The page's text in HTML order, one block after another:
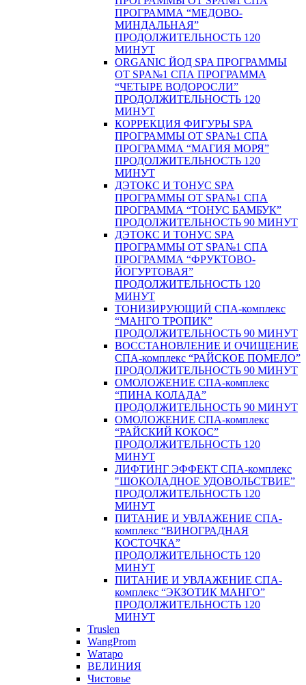
ПРОГРАММА “МЕДОВО-
МИНДАЛЬНАЯ”
ПРОДОЛЖИТЕЛЬНОСТЬ 120
МИНУТ
ORGANIC ЙОД SPA ПРОГРАММЫ
ОТ SPA№1 СПА ПРОГРАММА
“ЧЕТЫРЕ ВОДОРОСЛИ”
ПРОДОЛЖИТЕЛЬНОСТЬ 120
МИНУТ
КОРРЕКЦИЯ ФИГУРЫ SPA
ПРОГРАММЫ ОТ SPA№1 СПА
ПРОГРАММА “МАГИЯ МОРЯ”
ПРОДОЛЖИТЕЛЬНОСТЬ 120
МИНУТ
ДЭТОКС И ТОНУС SPA
ПРОГРАММЫ ОТ SPA№1 СПА
ПРОГРАММА “ТОНУС БАМБУК”
ПРОДОЛЖИТЕЛЬНОСТЬ 90 МИНУТ
ДЭТОКС И ТОНУС SPA
ПРОГРАММЫ ОТ SPA№1 СПА
ПРОГРАММА “ФРУКТОВО-
ЙОГУРТОВАЯ”
ПРОДОЛЖИТЕЛЬНОСТЬ 120
МИНУТ
ТОНИЗИРУЮЩИЙ СПА-комплекс
“МАНГО ТРОПИК”
ПРОДОЛЖИТЕЛЬНОСТЬ 90 МИНУТ
ВОССТАНОВЛЕНИЕ И ОЧИЩЕНИЕ
СПА-комплекс “РАЙСКОЕ ПОМЕЛО”
ПРОДОЛЖИТЕЛЬНОСТЬ 90 МИНУТ
ОМОЛОЖЕНИЕ СПА-комплекс
“ПИНА КОЛАДА”
ПРОДОЛЖИТЕЛЬНОСТЬ 90 МИНУТ
ОМОЛОЖЕНИЕ СПА-комплекс
“РАЙСКИЙ КОКОС”
ПРОДОЛЖИТЕЛЬНОСТЬ 120
МИНУТ
ЛИФТИНГ ЭФФЕКТ СПА-комплекс
"ШОКОЛАДНОЕ УДОВОЛЬСТВИЕ”
ПРОДОЛЖИТЕЛЬНОСТЬ 120
МИНУТ
ПИТАНИЕ И УВЛАЖЕНИЕ СПА-
комплекс “ВИНОГРАДНАЯ
КОСТОЧКА”
ПРОДОЛЖИТЕЛЬНОСТЬ 120
МИНУТ
ПИТАНИЕ И УВЛАЖЕНИЕ СПА-
комплекс “ЭКЗОТИК МАНГО”
ПРОДОЛЖИТЕЛЬНОСТЬ 120
МИНУТ
Truslen
WangProm
Wатаро
ВЕЛИНИЯ
Чистовье